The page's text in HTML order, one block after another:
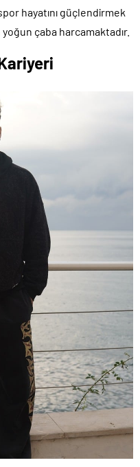
hayatını güçlendirmek
çaba harcamaktadır.